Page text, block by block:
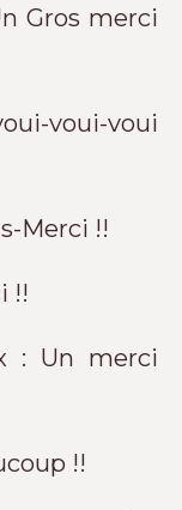
Gros merci
voui-voui
Merci !!
!!
: Un merci
!!